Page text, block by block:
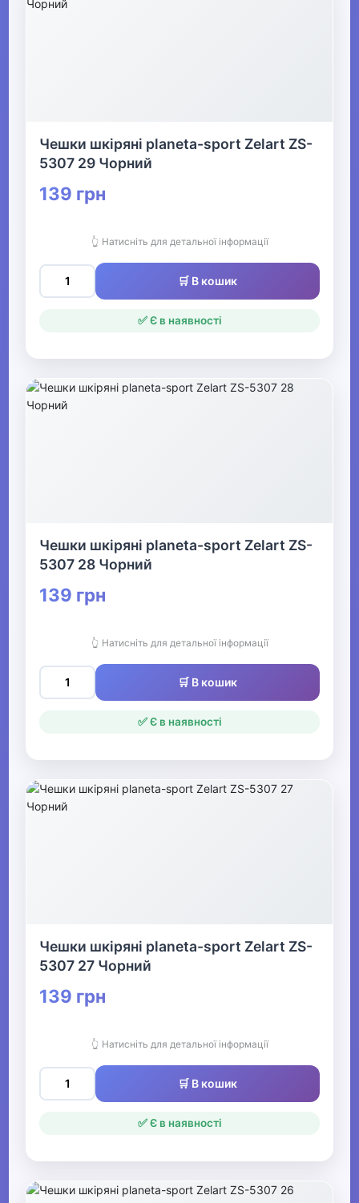
Чешки шкіряні planeta-sport Zelart ZS-
5307 29 Чорний
139 грн
👆 Натисніть для детальної інформації
🛒 В кошик
✅ Є в наявності
Чешки шкіряні planeta-sport Zelart ZS-
5307 28 Чорний
139 грн
👆 Натисніть для детальної інформації
🛒 В кошик
✅ Є в наявності
Чешки шкіряні planeta-sport Zelart ZS-
5307 27 Чорний
139 грн
👆 Натисніть для детальної інформації
🛒 В кошик
✅ Є в наявності